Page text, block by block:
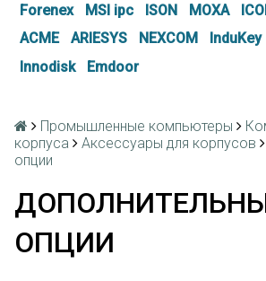
Forenex
MSI ipc ISON MOXA
ACME
ARIESYS NEXCOM InduKey
Innodisk
Emdoor
Промышленные компьютеры
корпуса
Аксессуары для корпусов
опции
ОПЦИИ